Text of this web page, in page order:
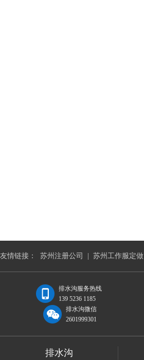
友情链接： 苏州注册公司 苏州工作服定做
排水沟服务热线
139 5236 1185
排水沟微信
2601999301
排水沟